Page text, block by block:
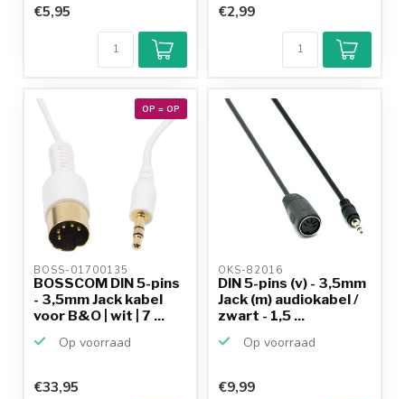
€5,95 €2,99
OP = OP
BOSS-01700135
BOSSCOM DIN 5-pins
- 3,5mm Jack kabel
voor B&O | wit | 7 ...
Op voorraad
€33,95
OKS-82016
DIN 5-pins (v) - 3,5mm
Jack (m) audiokabel /
zwart - 1,5 ...
Op voorraad
€9,99